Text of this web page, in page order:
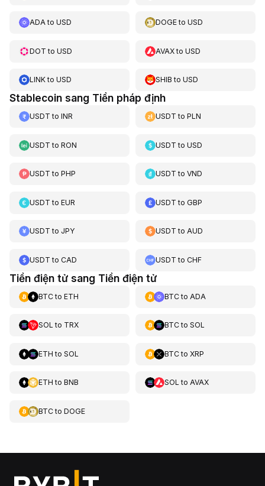
ADAto USD DOGEtoUSD
DOT to USD AVAXtoUSD
LINKto USD SHIB toUSD
Stablecoin sang Tiền pháp định
USDT to INR USDT toPLN
USDT to RON USDT toUSD
USDT to PHP USDT toVND
USDT to EUR USDT toGBP
USDT to JPY USDT toAUD
USDT to CAD USDT toCHF
Tiền điện tử sang Tiền điện tử
BTCto ETH BTCto ADA
SOL to TRX BTCto SOL
ETH to SOL BTCto XRP
ETH to BNB SOL to AVAX
BTCto DOGE